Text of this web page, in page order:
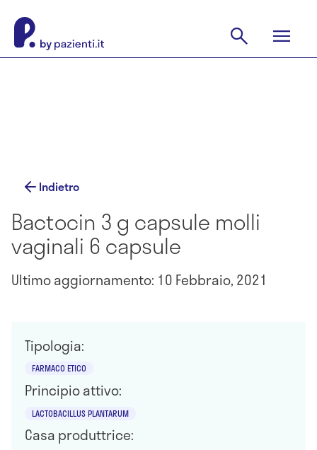
Indietro
Bactocin 3 g capsule molli
vaginali 6 capsule
Ultimo aggiornamento: 10 Febbraio, 2021
Tipologia:
FARMACO ETICO
Principio attivo:
LACTOBACILLUS PLANTARUM
Casa produttrice: